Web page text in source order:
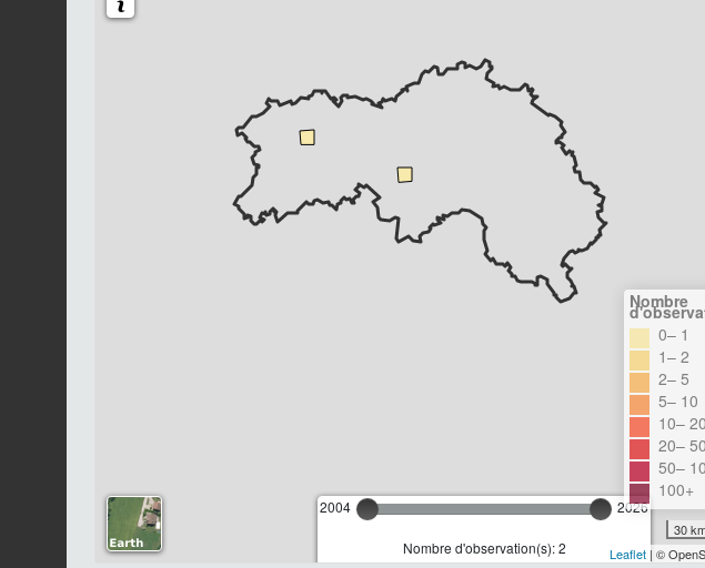
2004 2026
Nombre d'observation(s): 2
Nombre
0– 1
1– 2
2– 5
5– 10
10– 20
20– 50
50–
100+
30
Leaflet| ©